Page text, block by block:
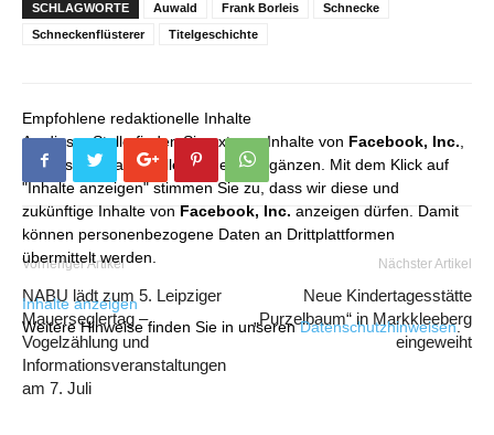
SCHLAGWORTE Auwald Frank Borleis
Schnecke
Schneckenflüsterer
Titelgeschichte
Empfohlene redaktionelle Inhalte
An dieser Stelle finden Sie externe Inhalte von Facebook, Inc.,
die unser redaktionelles Angebot ergänzen. Mit dem Klick auf
"Inhalte anzeigen" stimmen Sie zu, dass wir diese und
zukünftige Inhalte von Facebook, Inc. anzeigen dürfen. Damit
können personenbezogene Daten an Drittplattformen
übermittelt werden.
Inhalte anzeigen
Weitere Hinweise finden Sie in unserenDatenschutzhinweisen.
Vorheriger Artikel
NABU lädt zum 5. Leipziger
Mauerseglertag –
Vogelzählung und
Informationsveranstaltungen
am 7. Juli
Nächster Artikel
Neue Kindertagesstätte
„Purzelbaum“ in Markkleeberg
eingeweiht